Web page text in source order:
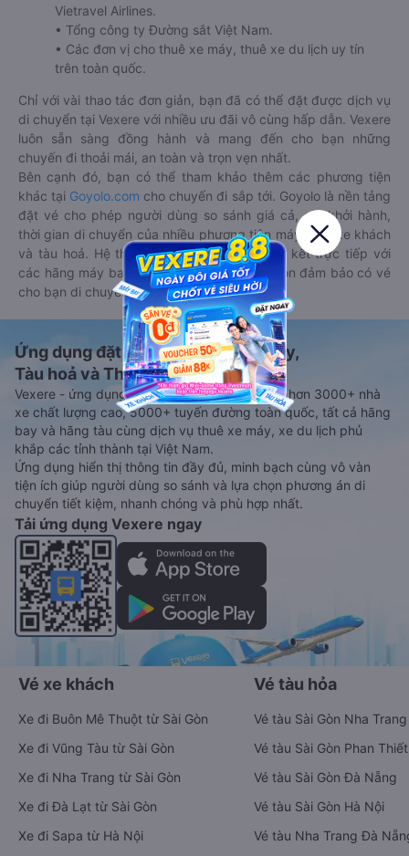
Vietravel Airlines.
• Tổng công ty Đường sắt Việt Nam.
• Các đơn vị cho thuê xe máy, thuê xe du lịch uy tín
trên toàn quốc.
Chỉ với vài thao tác đơn giản, bạn đã có thể đặt được dịch vụ
di chuyển tại Vexere với nhiều ưu đãi vô cùng hấp dẫn. Vexere
luôn sẵn sàng đồng hành và mang đến cho bạn những
chuyến đi thoải mái, an toàn và trọn vẹn nhất.
Bên cạnh đó, bạn có thể tham khảo thêm các phương tiện
khác tại Goyolo.com cho chuyến đi sắp tới. Goyolo là nền tảng
đặt vé cho phép người dùng so sánh giá cả, giờ khởi hành,
thời gian di chuyển của nhiều phương tiện máy bay, xe khách
và tàu hoả. Hệ thống của Goyolo được liên kết trực tiếp với
các hãng máy bay, xe khách và tàu hoả, luôn đảm bảo có vé
cho bạn di chuyển.
Ứng dụng đặt vé Xe khách, Máy bay,
Tàu hoả và Thuê xe
Vexere - ứng dụng đặt vé đa phương tiện với hơn 3000+ nhà
xe chất lượng cao, 5000+ tuyến đường toàn quốc, tất cả hãng
bay và hãng tàu cùng dịch vụ thuê xe máy, xe du lịch phủ
khắp các tỉnh thành tại Việt Nam.
Ứng dụng hiển thị thông tin đầy đủ, minh bạch cùng vô vàn
tiện ích giúp người dùng so sánh và lựa chọn phương án di
chuyển tiết kiệm, nhanh chóng và phù hợp nhất.
Tải ứng dụng Vexere ngay
Vé xe khách
Xe đi Buôn Mê Thuột từ Sài Gòn
Xe đi Vũng Tàu từ Sài Gòn
Xe đi Nha Trang từ Sài Gòn
Xe đi Đà Lạt từ Sài Gòn
Xe đi Sapa từ Hà Nội
Vé tàu hỏa
Vé tàu Sài Gòn Nha Trang
Vé tàu Sài Gòn Phan Thiết
Vé tàu Sài Gòn Đà Nẵng
Vé tàu Sài Gòn Hà Nội
Vé tàu Nha Trang Đà